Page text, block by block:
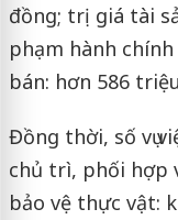
đồng; trị giá tài
phạm hành
bán: hơn 586
Đồng thời, số vụ
chủ trì, phối hợp
bảo vệ thực vật: